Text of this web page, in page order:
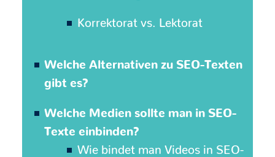
Korrektorat vs. Lektorat
Welche Alternativen zu SEO-Texten
gibt es?
Welche Medien sollte man in SEO-
Texte einbinden?
Wie bindet man Videos in SEO-